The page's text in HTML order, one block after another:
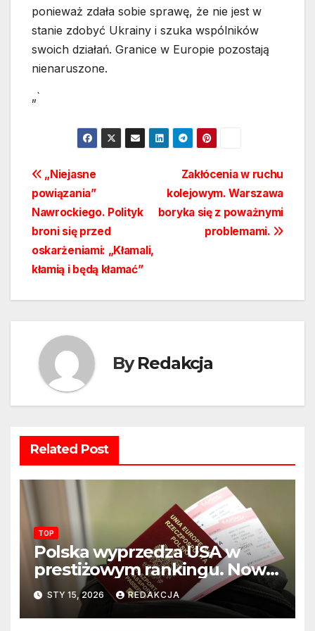
ponieważ zdała sobie sprawę, że nie jest w
stanie zdobyć Ukrainy i szuka wspólników
swoich działań. Granice w Europie pozostają
nienaruszone.
„`
Nawigacja
wpisu
Zakłócenia w ruchu
kolejowym. Warszawa
boryka się z poważnymi
problemami.
„Niejasne
powiązania”
Nawrockiego. Polityk
broni się przed
oskarżeniami: „Kłamali,
kłamią i będą kłamać”
ByRedakcja
Related Post
TOP
Polska wyprzedza USA w
prestiżowym rankingu. Nowy
układ sił na świecie?
STY 15, 2026 REDAKCJA